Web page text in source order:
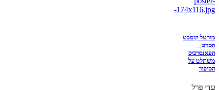
מורטל קומבט
הסרט –
הפאנסרביס
משתלט על
הסיפור
עדי פרל